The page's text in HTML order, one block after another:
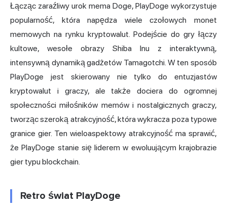
Łącząc zaraźliwy urok mema Doge, PlayDoge wykorzystuje
popularność, która napędza wiele czołowych monet
memowych na rynku kryptowalut. Podejście do gry łączy
kultowe, wesołe obrazy Shiba Inu z interaktywną,
intensywną dynamiką gadżetów Tamagotchi. W ten sposób
PlayDoge jest skierowany nie tylko do entuzjastów
kryptowalut i graczy, ale także dociera do ogromnej
społeczności miłośników memów i nostalgicznych graczy,
tworząc szeroką atrakcyjność, która wykracza poza typowe
granice gier. Ten wieloaspektowy atrakcyjność ma sprawić,
że PlayDoge stanie się liderem w ewoluującym krajobrazie
gier typu blockchain.
Retro świat PlayDoge